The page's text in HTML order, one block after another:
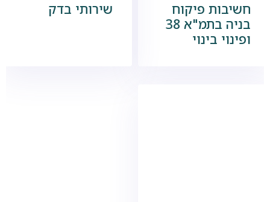
חשיבות פיקוח
בניה בתמ"א 38
ופינוי בינוי
שירותי בדק